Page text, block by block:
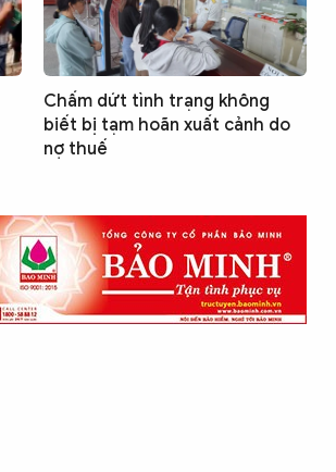
Chấm dứt tình trạng không
biết bị tạm hoãn xuất cảnh do
nợ thuế